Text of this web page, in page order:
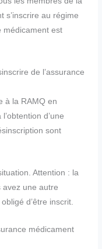
s’inscrire au régime
médicament est
de l’assurance
à la RAMQ en
d’une
sont
Attention : la
avez une autre
d’être inscrit.
médicament